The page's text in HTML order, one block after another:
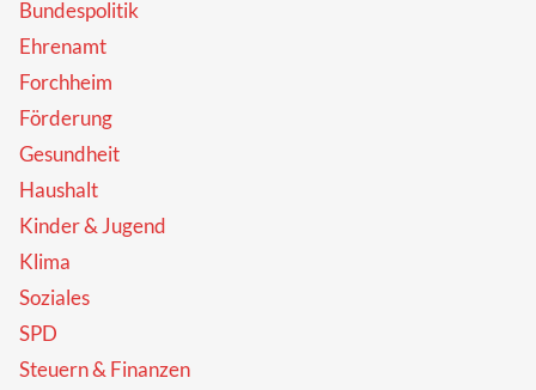
Bundespolitik
Ehrenamt
Forchheim
Förderung
Gesundheit
Haushalt
Kinder & Jugend
Klima
Soziales
SPD
Steuern & Finanzen